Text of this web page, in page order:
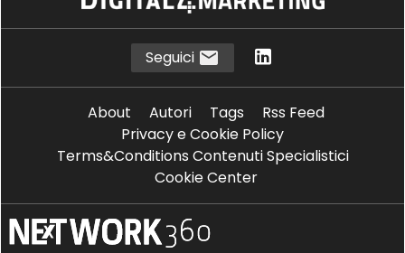
Seguici
About Autori Tags
Rss Feed
Privacy e Cookie Policy
Terms&Conditions Contenuti Specialistici
Cookie Center